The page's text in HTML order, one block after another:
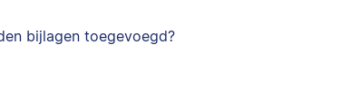
bijlagen toegevoegd?